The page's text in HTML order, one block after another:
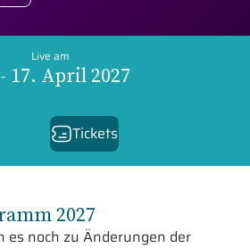
Live am
17. April 2027
Tickets
2027
es noch zu Änderungen der